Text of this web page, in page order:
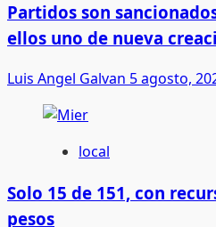
Partidos son
ellos uno de nueva
Luis Angel Galvan 5 agosto,
local
Solo 15 de 151, con
pesos